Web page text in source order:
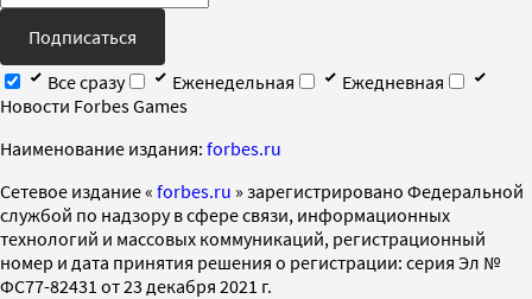
Подписаться
Все сразу
Еженедельная
Ежедневная
Новости Forbes Games
Наименование издания: forbes.ru
Cетевое издание « forbes.ru » зарегистрировано Федеральной
службой по надзору в сфере связи, информационных
технологий и массовых коммуникаций, регистрационный
номер и дата принятия решения о регистрации: серия Эл №
ФС77-82431 от 23 декабря 2021 г.